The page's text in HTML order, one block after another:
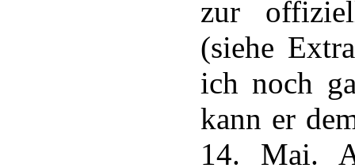
zur
(siehe
ich noch
kann er
14. Mai.